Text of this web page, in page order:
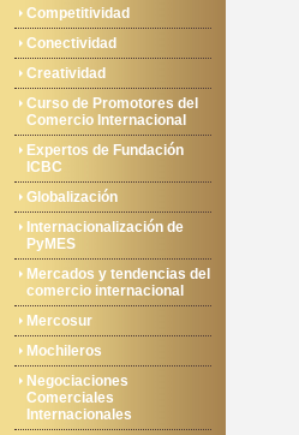
Competitividad
Conectividad
Creatividad
Curso de Promotores del
Comercio Internacional
Expertos de Fundación
ICBC
Globalización
Internacionalización de
PyMES
Mercados y tendencias del
comercio internacional
Mercosur
Mochileros
Negociaciones
Comerciales
Internacionales